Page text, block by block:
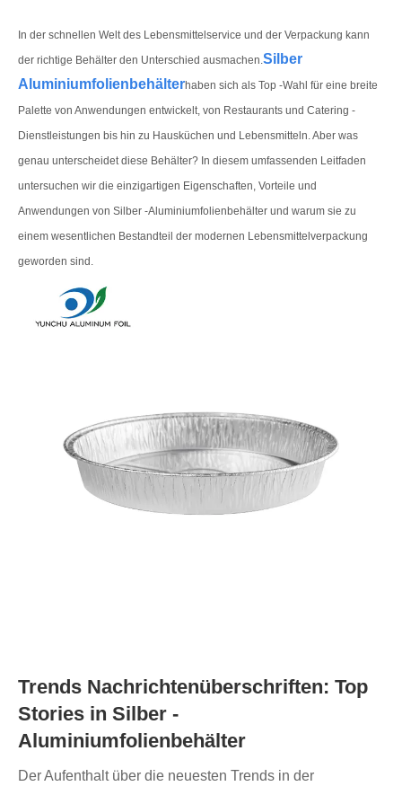
In der schnellen Welt des Lebensmittelservice und der Verpackung kann
der richtige Behälter den Unterschied ausmachen.Silber
Aluminiumfolienbehälterhaben sich als Top -Wahl für eine breite
Palette von Anwendungen entwickelt, von Restaurants und Catering -
Dienstleistungen bis hin zu Hausküchen und Lebensmitteln. Aber was
genau unterscheidet diese Behälter? In diesem umfassenden Leitfaden
untersuchen wir die einzigartigen Eigenschaften, Vorteile und
Anwendungen von Silber -Aluminiumfolienbehälter und warum sie zu
einem wesentlichen Bestandteil der modernen Lebensmittelverpackung
geworden sind.
Trends Nachrichtenüberschriften: Top
Stories in Silber -
Aluminiumfolienbehälter
Der Aufenthalt über die neuesten Trends in der